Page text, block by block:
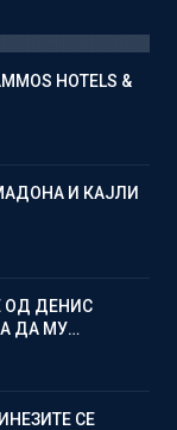
HOTELS &
И КАЈЛИ
ОД ДЕНИС
ДА МУ…
СЕ